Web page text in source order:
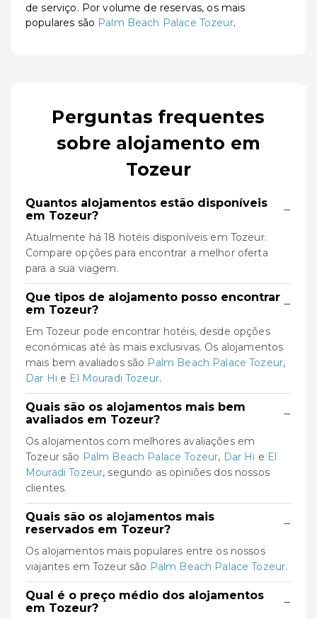
de serviço. Por volume de reservas, os mais
populares são Palm Beach Palace Tozeur.
Perguntas frequentes
sobre alojamento em
Tozeur
Quantos alojamentos estão disponíveis
em Tozeur?
−
Atualmente há 18 hotéis disponíveis em Tozeur.
Compare opções para encontrar a melhor oferta
para a sua viagem.
Que tipos de alojamento posso encontrar
em Tozeur?
−
Em Tozeur pode encontrar hotéis, desde opções
económicas até às mais exclusivas. Os alojamentos
mais bem avaliados são Palm Beach Palace Tozeur,
Dar Hi e El Mouradi Tozeur.
Quais são os alojamentos mais bem
avaliados em Tozeur?
−
Os alojamentos com melhores avaliações em
Tozeur são Palm Beach Palace Tozeur, Dar Hi e El
Mouradi Tozeur, segundo as opiniões dos nossos
clientes.
Quais são os alojamentos mais
reservados em Tozeur?
−
Os alojamentos mais populares entre os nossos
viajantes em Tozeur são Palm Beach Palace Tozeur.
Qual é o preço médio dos alojamentos
em Tozeur?
−